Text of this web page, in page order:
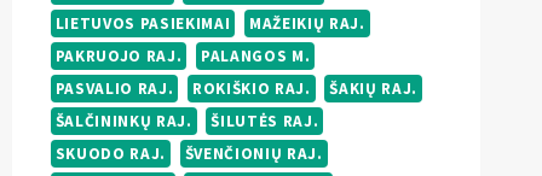
LIETUVOS PASIEKIMAI
MAŽEIKIŲ RAJ.
PAKRUOJO RAJ.
PALANGOS M.
PASVALIO RAJ.
ROKIŠKIO RAJ.
ŠAKIŲ RAJ.
ŠALČININKŲ RAJ.
ŠILUTĖS RAJ.
SKUODO RAJ.
ŠVENČIONIŲ RAJ.